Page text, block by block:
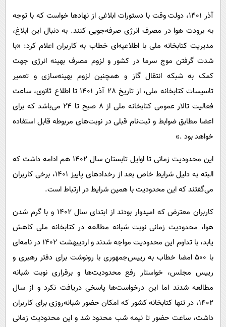
آذر 1401، دولت وقت با دستورات ابلاغی از نهادها خواست که با توجه
به برودت هوا در مصرف انرژی صرفه‌جویی کنند. به دنبال این ابلاغ،
مدیریت کتابخانه ملی با اطلاعیه‌ای خطاب به کاربران اعلام کرد: «با
شدت گرفتن موج سرما در کشور و لزوم مصرف بهینه انرژی جهت
کمک به شبکه انتقال گاز و همچنین لزوم بهینه‌سازی و تعمیر
تاسیسات کتابخانه ملی، از تاریخ 28 آذر 1401 تا اطلاع ثانوی، ساعت
فعالیت تالار عمومی کتابخانه ملی از 8 صبح تا 24 می‌باشد که برای
اعضا مطابق ضوابط و ثبت‌نام قبلی در نوبت‌های مربوطه قابل استفاده
خواهد بود .»
این محدودیت زمانی تا اوایل تابستان سال 1402 هم ادامه داشت که
البته به دلیل شرایط خاص بعد از رخدادهای پاییز 1401، برخی کاربران
می‌گفتند که این محدودیت با همین شرایط در ارتباط است.
کاربران معترض که امیدوار بودند از ابتدای سال 1402 و با گرم شدن
هوا، محدودیت زمانی نوبت شبانه مطالعه در کتابخانه ملی کاهش
یابد، با تداوم این محدودیت مواجه شدند و اردیبهشت 1402 در نامه‌ای
با 500 امضا خطاب به رییس‌جمهوری با رونوشت برای دفتر رهبری و
رییس مجلس، خواستار رفع محدودیت‌ها و برقراری نوبت شبانه
مطالعه شدند اما این درخواست‌ها پاسخی دریافت نکرد و از سال
1402، در تنها کتابخانه کشور که امکان حضور شبانه‌روزی برای کاربران
داشت، ساعت حضور تا نیمه شب محدود شد و این محدودیت زمانی